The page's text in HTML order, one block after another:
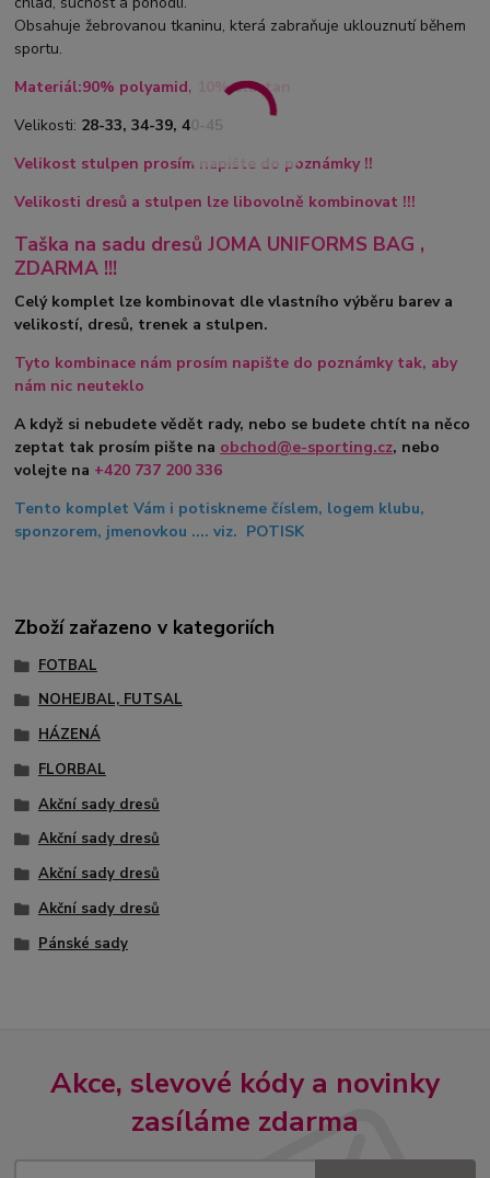
Obsahuje žebrovanou tkaninu, která zabraňuje uklouznutí během
sportu.
Materiál:90% polyamid, 10% elastan
Velikosti: 28-33, 34-39, 40-45
Velikost stulpen prosím napište do poznámky !!
Velikosti dresů a stulpen lze libovolně kombinovat !!!
Taška na sadu dresů JOMA UNIFORMS BAG ,
ZDARMA !!!
Celý komplet lze kombinovat dle vlastního výběru barev a
velikostí, dresů, trenek a stulpen.
Tyto kombinace nám prosím napište do poznámky tak, aby
nám nic neuteklo
A když si nebudete vědět rady, nebo se budete chtít na něco
zeptat tak prosím pište na obchod@e-sporting.cz, nebo
volejte na +420 737 200 336
Tento komplet Vám i potiskneme číslem, logem klubu,
sponzorem, jmenovkou .... viz. POTISK
Zboží zařazeno v kategoriích
FOTBAL
NOHEJBAL, FUTSAL
HÁZENÁ
FLORBAL
Akční sady dresů
Akční sady dresů
Akční sady dresů
Akční sady dresů
Pánské sady
Akce, slevové kódy a novinky
zasíláme zdarma